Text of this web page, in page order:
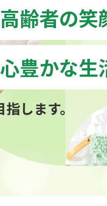
高齢者の笑
心豊かな生
「介
転
ス